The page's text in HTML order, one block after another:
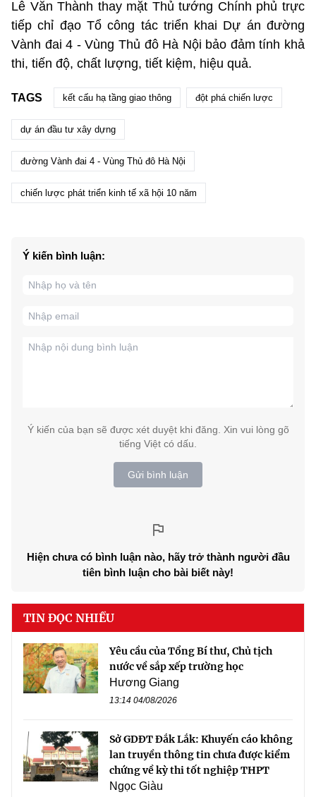
Lê Văn Thành thay mặt Thủ tướng Chính phủ trực
tiếp chỉ đạo Tổ công tác triển khai Dự án đường
Vành đai 4 - Vùng Thủ đô Hà Nội bảo đảm tính khả
thi, tiến độ, chất lượng, tiết kiệm, hiệu quả.
TAGS kết cấu hạ tầng giao thông đột phá chiến lược
dự án đầu tư xây dựng
đường Vành đai 4 - Vùng Thủ đô Hà Nội
chiến lược phát triển kinh tế xã hội 10 năm
Ý kiến bình luận:
Ý kiến của bạn sẽ được xét duyệt khi đăng. Xin vui lòng gõ
tiếng Việt có dấu.
Gửi bình luận
Hiện chưa có bình luận nào, hãy trở thành người đầu
tiên bình luận cho bài biết này!
TIN ĐỌC NHIỀU
Yêu cầu của Tổng Bí thư, Chủ tịch
nước về sắp xếp trường học
Hương Giang
13:14 04/08/2026
Sở GDĐT Đắk Lắk: Khuyến cáo không
lan truyền thông tin chưa được kiểm
chứng về kỳ thi tốt nghiệp THPT
Ngọc Giàu